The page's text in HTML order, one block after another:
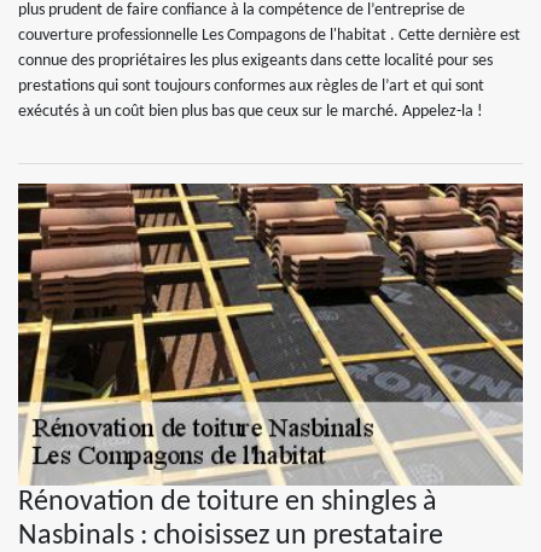
plus prudent de faire confiance à la compétence de l’entreprise de
couverture professionnelle Les Compagons de l'habitat . Cette dernière est
connue des propriétaires les plus exigeants dans cette localité pour ses
prestations qui sont toujours conformes aux règles de l’art et qui sont
exécutés à un coût bien plus bas que ceux sur le marché. Appelez-la !
Rénovation de toiture en shingles à
Nasbinals : choisissez un prestataire